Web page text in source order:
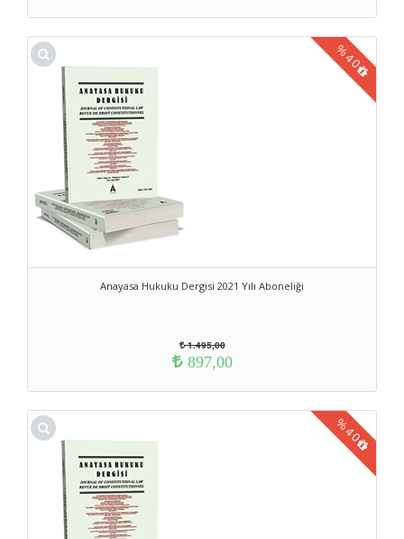
Anayasa Hukuku Dergisi 2021 Yılı Aboneliği
%40
1.495,00
897,00
%40